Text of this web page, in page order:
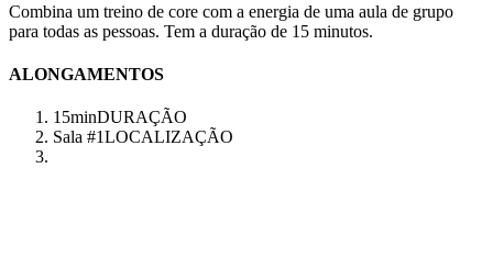
Combina um treino de core com a energia de uma aula de grupo
para todas as pessoas. Tem a duração de 15 minutos.
ALONGAMENTOS
15minDURAÇÃO
Sala #1LOCALIZAÇÃO